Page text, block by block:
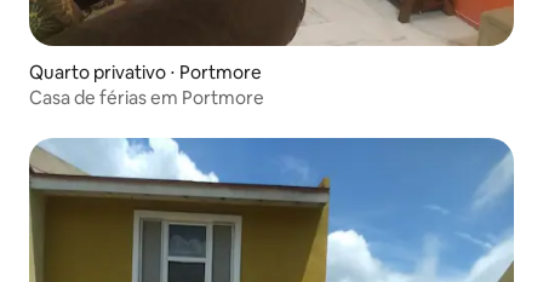
Quarto privativo ⋅ Portmore
Casa de férias em Portmore